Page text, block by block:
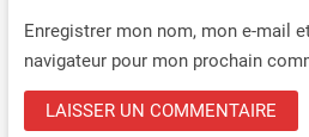
Enregistrer mon nom, mon e-mail
navigateur pour mon prochain